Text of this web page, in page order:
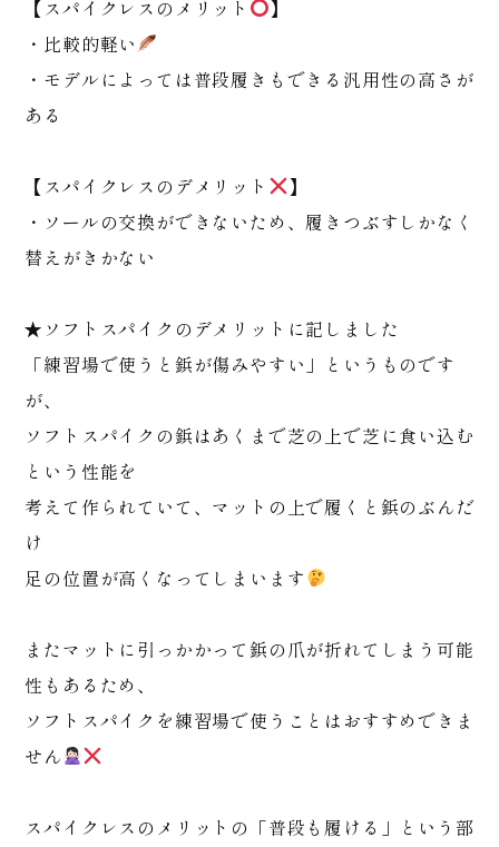
【スパイクレスのメリット
】
・比較的軽い
・モデルによっては普段履きもできる汎用性の高さが
ある
【スパイクレスのデメリット
】
・ソールの交換ができないため、履きつぶすしかなく
替えがきかない
★ソフトスパイクのデメリットに記しました
「練習場で使うと鋲が傷みやすい」というものです
が、
ソフトスパイクの鋲はあくまで芝の上で芝に食い込む
という性能を
考えて作られていて、マットの上で履くと鋲のぶんだ
け
足の位置が高くなってしまいます
またマットに引っかかって鋲の爪が折れてしまう可能
性もあるため、
ソフトスパイクを練習場で使うことはおすすめできま
せん
スパイクレスのメリットの「普段も履ける」という部